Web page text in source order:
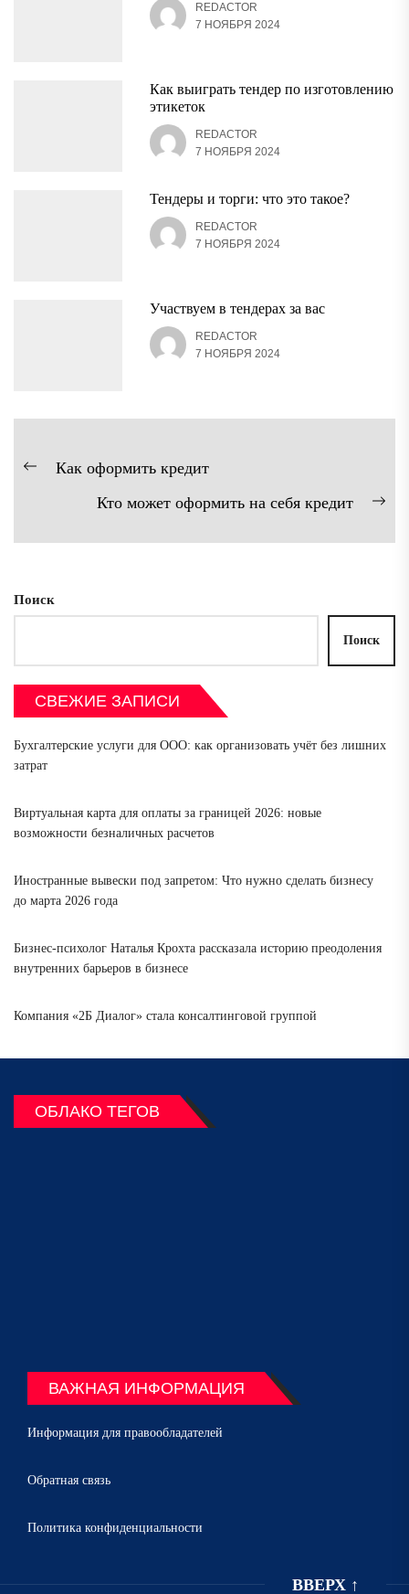
REDACTOR
7 НОЯБРЯ 2024
Как выиграть тендер по изготовлению
этикеток
REDACTOR
7 НОЯБРЯ 2024
Тендеры и торги: что это такое?
REDACTOR
7 НОЯБРЯ 2024
Участвуем в тендерах за вас
REDACTOR
7 НОЯБРЯ 2024
Навигация
Предыдущая
Как оформить кредит
Кто может оформить на себя кредит
Поиск
Поиск
СВЕЖИЕ ЗАПИСИ
Бухгалтерские услуги для ООО: как организовать учёт без лишних
затрат
Виртуальная карта для оплаты за границей 2026: новые
возможности безналичных расчетов
Иностранные вывески под запретом: Что нужно сделать бизнесу
до марта 2026 года
Бизнес-психолог Наталья Крохта рассказала историю преодоления
внутренних барьеров в бизнесе
Компания «2Б Диалог» стала консалтинговой группой
ОБЛАКО ТЕГОВ
ВАЖНАЯ ИНФОРМАЦИЯ
Информация для правообладателей
Обратная связь
Политика конфиденциальности
ВВЕРХ ↑